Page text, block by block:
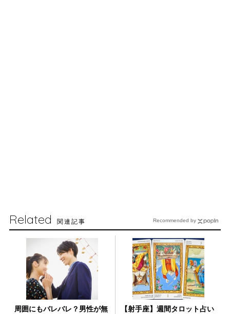
Related 関連記事
周囲にもバレバレ？男性が無
【射手座】週間タロット占い
Recommended by